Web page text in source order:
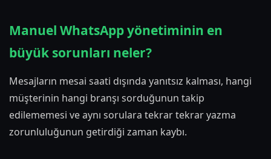
Manuel WhatsApp yönetiminin en
büyük sorunları neler?
Mesajların mesai saati dışında yanıtsız kalması, hangi
müşterinin hangi branşı sorduğunun takip
edilememesi ve aynı sorulara tekrar tekrar yazma
zorunluluğunun getirdiği zaman kaybı.